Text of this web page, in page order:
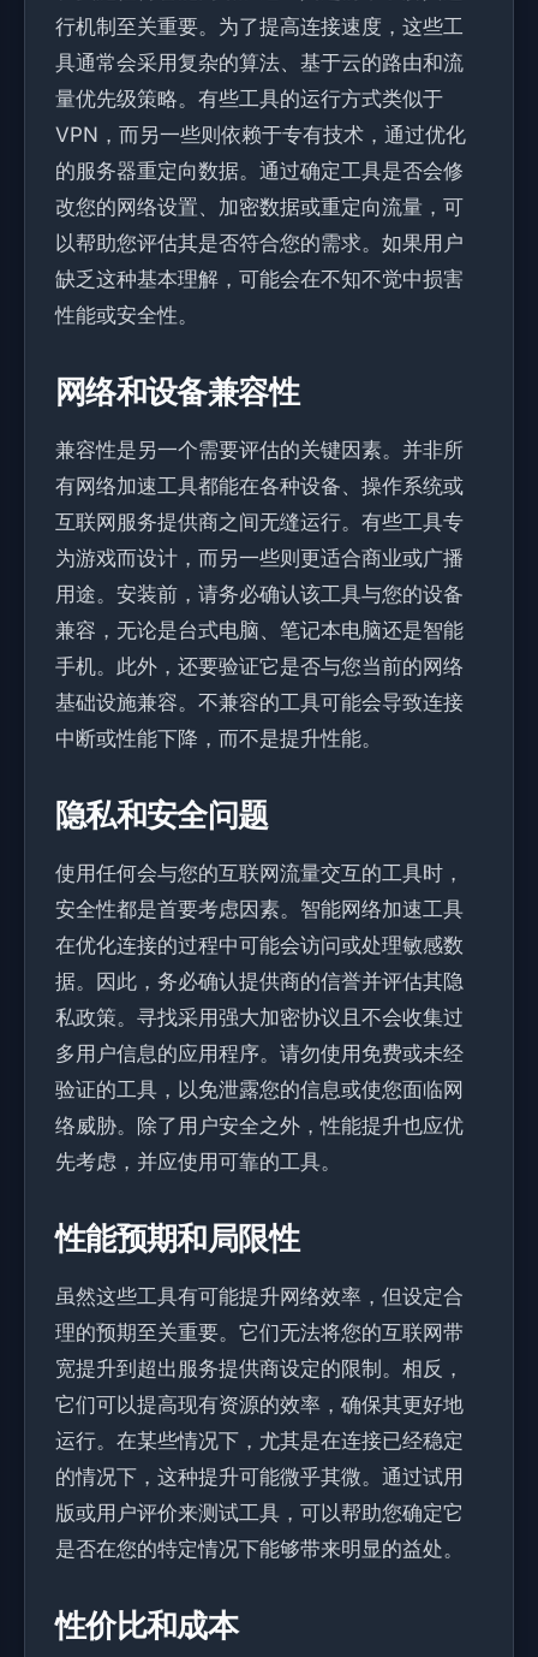
行机制至关重要。为了提高连接速度，这些工
具通常会采用复杂的算法、基于云的路由和流
量优先级策略。有些工具的运行方式类似于
VPN，而另一些则依赖于专有技术，通过优化
的服务器重定向数据。通过确定工具是否会修
改您的网络设置、加密数据或重定向流量，可
以帮助您评估其是否符合您的需求。如果用户
缺乏这种基本理解，可能会在不知不觉中损害
性能或安全性。
网络和设备兼容性
兼容性是另一个需要评估的关键因素。并非所
有网络加速工具都能在各种设备、操作系统或
互联网服务提供商之间无缝运行。有些工具专
为游戏而设计，而另一些则更适合商业或广播
用途。安装前，请务必确认该工具与您的设备
兼容，无论是台式电脑、笔记本电脑还是智能
手机。此外，还要验证它是否与您当前的网络
基础设施兼容。不兼容的工具可能会导致连接
中断或性能下降，而不是提升性能。
隐私和安全问题
使用任何会与您的互联网流量交互的工具时，
安全性都是首要考虑因素。智能网络加速工具
在优化连接的过程中可能会访问或处理敏感数
据。因此，务必确认提供商的信誉并评估其隐
私政策。寻找采用强大加密协议且不会收集过
多用户信息的应用程序。请勿使用免费或未经
验证的工具，以免泄露您的信息或使您面临网
络威胁。除了用户安全之外，性能提升也应优
先考虑，并应使用可靠的工具。
性能预期和局限性
虽然这些工具有可能提升网络效率，但设定合
理的预期至关重要。它们无法将您的互联网带
宽提升到超出服务提供商设定的限制。相反，
它们可以提高现有资源的效率，确保其更好地
运行。在某些情况下，尤其是在连接已经稳定
的情况下，这种提升可能微乎其微。通过试用
版或用户评价来测试工具，可以帮助您确定它
是否在您的特定情况下能够带来明显的益处。
性价比和成本